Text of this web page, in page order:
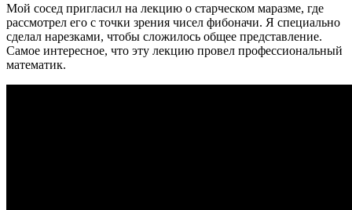
Мой сосед пригласил на лекцию о старческом маразме, где
рассмотрел его с точки зрения чисел фибоначи. Я специально
сделал нарезками, чтобы сложилось общее представление.
Самое интересное, что эту лекцию провел профессиональный
математик.